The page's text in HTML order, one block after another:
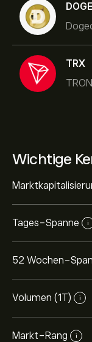
DOGE
TRX
TRON
Wichtige
Tages-Spanne i
52 Wochen-
Volumen (1T) i
Markt-Rang i